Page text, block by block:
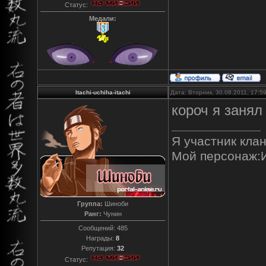
Статус:
Медали:
Itachi-uchiha-itachi Дата: Вторник, 30.08.2011,
Группа: Шиноби
Ранг: Чунин
Сообщений: 485
Награды: 8
Репутация: 32
Статус:
короч я
Я участник
Мой